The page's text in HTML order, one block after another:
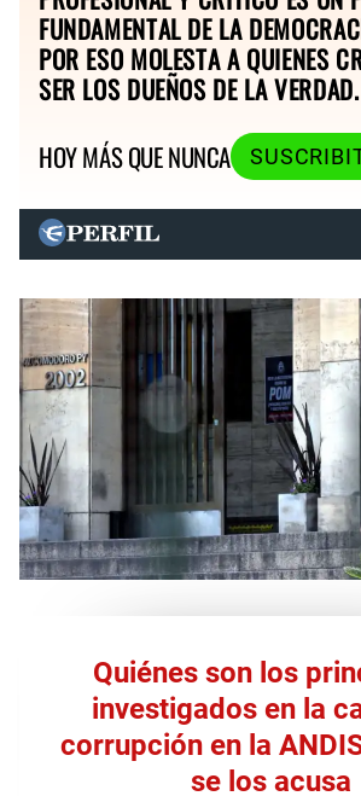
FUNDAMENTAL DE LA
POR ESO MOLESTA A QUIENES
SER LOS DUEÑOS DE LA VERDAD.
HOY MÁS QUE NUNCA
Quiénes son los
investigados en la
corrupción en la
se los acusa